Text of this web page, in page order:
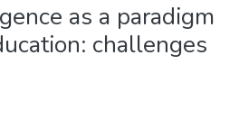
as a paradigm
challenges